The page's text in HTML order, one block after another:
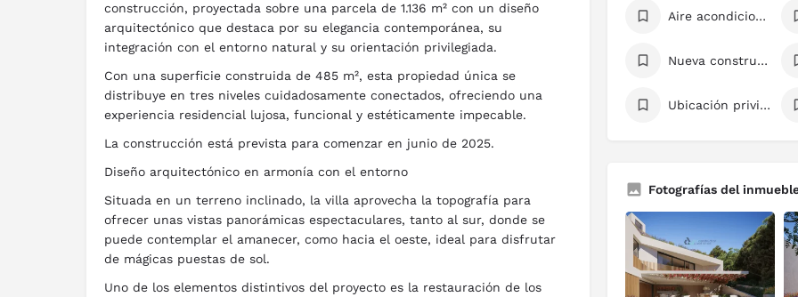
construcción, proyectada sobre una parcela de 1.136 m² con un diseño
arquitectónico que destaca por su elegancia contemporánea, su
integración con el entorno natural y su orientación privilegiada.
Con una superficie construida de 485 m², esta propiedad única se
distribuye en tres niveles cuidadosamente conectados, ofreciendo una
experiencia residencial lujosa, funcional y estéticamente impecable.
La construcción está prevista para comenzar en junio de 2025.
Diseño arquitectónico en armonía con el entorno
Situada en un terreno inclinado, la villa aprovecha la topografía para
ofrecer unas vistas panorámicas espectaculares, tanto al sur, donde se
puede contemplar el amanecer, como hacia el oeste, ideal para disfrutar
de mágicas puestas de sol.
Uno de los elementos distintivos del proyecto es la restauración de los
Aire acondicionado
Nueva construcción
Ubicación privilegiada
Fotografías del